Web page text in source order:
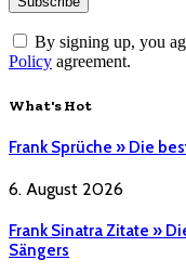
By signing up, you
Policy agreement.
What's Hot
Frank Sprüche » Die
6. August 2026
Frank Sinatra Zitate »
Sängers